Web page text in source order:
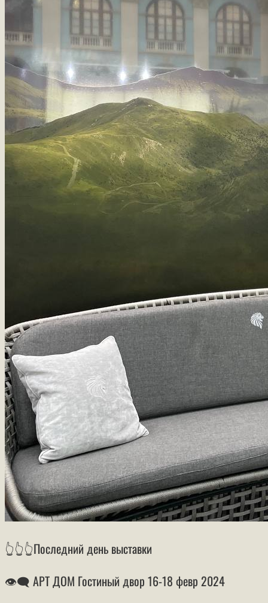
👆👆👆Последний день выставки
👁‍🗨 АРТ ДОМ Гостиный двор 16-18 февр 2024